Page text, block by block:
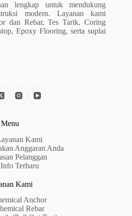
lengkap untuk mendukung
modern. Layanan kami
dan Rebar, Tes Tarik, Coring
Epoxy Flooring, serta suplai
Menu
Kami
Anggaran Anda
Pelanggan
Info Terbaru
Kami
Anchor
Rebar